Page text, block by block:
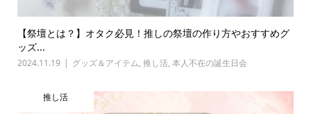
【祭壇とは？】オタク必見！推しの祭壇の作り方やおすすめグ
ッズ...
2024.11.19 グッズ＆アイテム, 推し活, 本人不在の誕生日会
推し活